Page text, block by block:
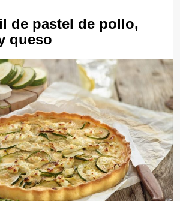
de pastel de pollo,
queso